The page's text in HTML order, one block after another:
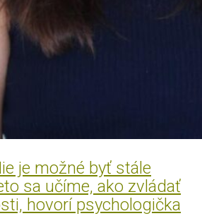
je možné byť stále
sa učíme, ako zvládať
hovorí psychologička